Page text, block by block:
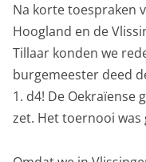
Na korte toespraken
Hoogland en de
Tillaar konden we
burgemeester deed
1. d4! De
zet. Het toernooi was